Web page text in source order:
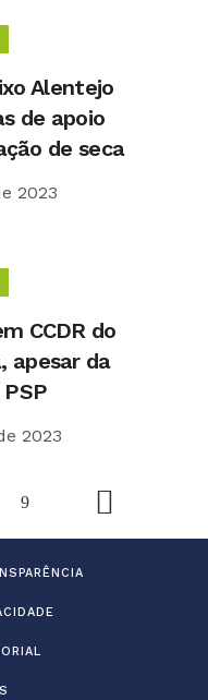
Alentejo
de apoio
de seca
2023
CCDR do
apesar da
2023